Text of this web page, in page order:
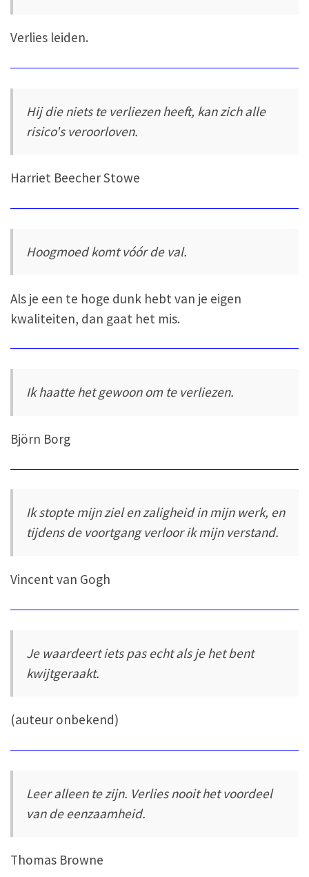
Verlies leiden.
Hij die niets te verliezen heeft, kan zich alle
risico's veroorloven.
Harriet Beecher Stowe
Hoogmoed komt vóór de val.
Als je een te hoge dunk hebt van je eigen
kwaliteiten, dan gaat het mis.
Ik haatte het gewoon om te verliezen.
Björn Borg
Ik stopte mijn ziel en zaligheid in mijn werk, en
tijdens de voortgang verloor ik mijn verstand.
Vincent van Gogh
Je waardeert iets pas echt als je het bent
kwijtgeraakt.
(auteur onbekend)
Leer alleen te zijn. Verlies nooit het voordeel
van de eenzaamheid.
Thomas Browne